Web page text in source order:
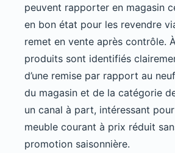
peuvent rapporter en magasin
en bon état pour les revendre
remet en vente après contrôle.
produits sont identifiés
d’une remise par rapport au
du magasin et de la catégorie
un canal à part, intéressant
meuble courant à prix réduit
promotion saisonnière.